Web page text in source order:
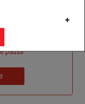
passe